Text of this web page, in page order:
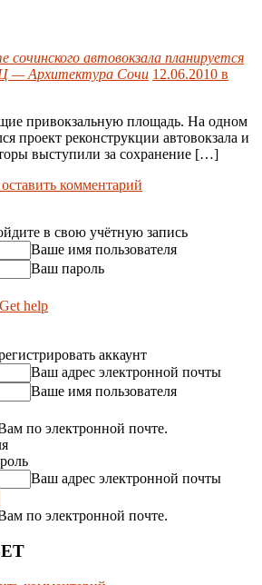
сочинского автовокзала планируется
— Архитектура Сочи 12.06.2010 в
привокзальную площадь. На одном
проект реконструкции автовокзала и
выступили за сохранение […]
комментарий
в свою учётную запись
Ваше имя пользователя
Ваш пароль
help
аккаунт
Ваш адрес электронной почты
Ваше имя пользователя
по электронной почте.
Ваш адрес электронной почты
по электронной почте.